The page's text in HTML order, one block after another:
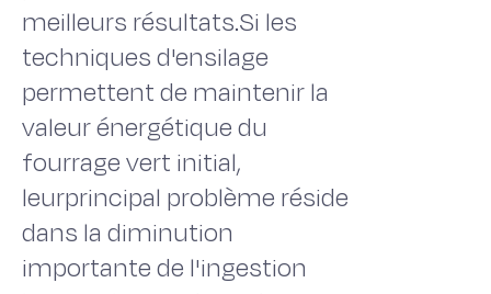
meilleurs résultats.Si les
techniques d'ensilage
permettent de maintenir la
valeur énergétique du
fourrage vert initial,
leurprincipal problème réside
dans la diminution
importante de l'ingestion